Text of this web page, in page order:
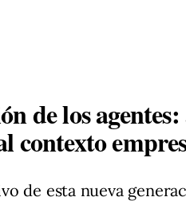
de los
contexto
de esta nueva